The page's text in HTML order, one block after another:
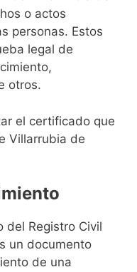
o actos
personas. Estos
legal de
otros.
el certificado que
Villarrubia de
del Registro Civil
un documento
de una